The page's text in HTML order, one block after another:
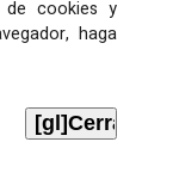
de cookies y
haga
Descargar